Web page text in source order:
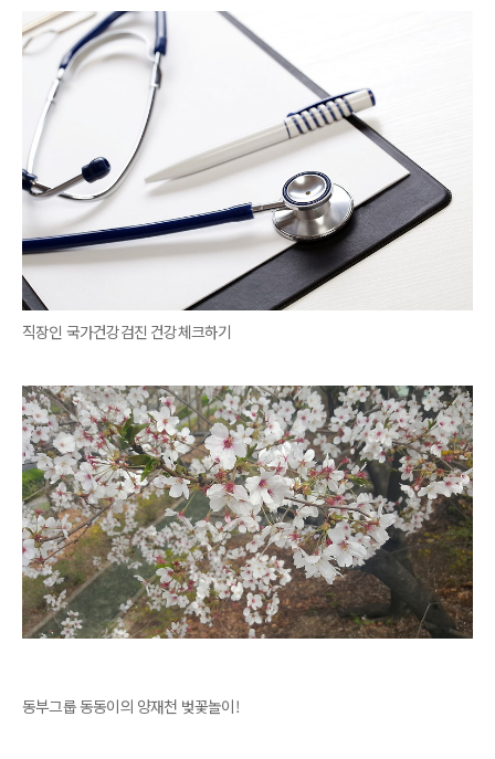
직장인 국가건강검진 건강체크하기
동부그룹 동동이의 양재천 벚꽃놀이!